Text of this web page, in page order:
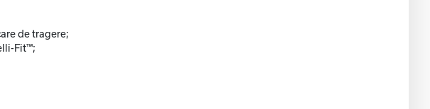
de tragere;
Fit™;